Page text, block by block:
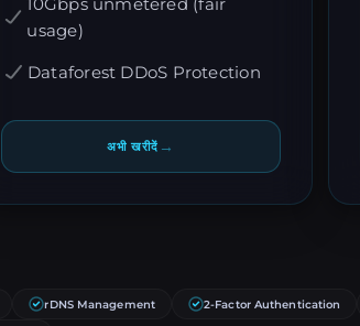
10Gbps unmetered (fair
usage)
Dataforest DDoS Protection
अभी खरीदें →
rDNS Management 2-Factor Authentication